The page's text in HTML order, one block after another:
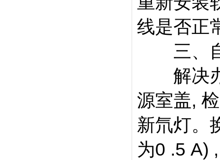
线是否正
三、自
解决办
源室盖,
新氘灯。
为0 .5 A)